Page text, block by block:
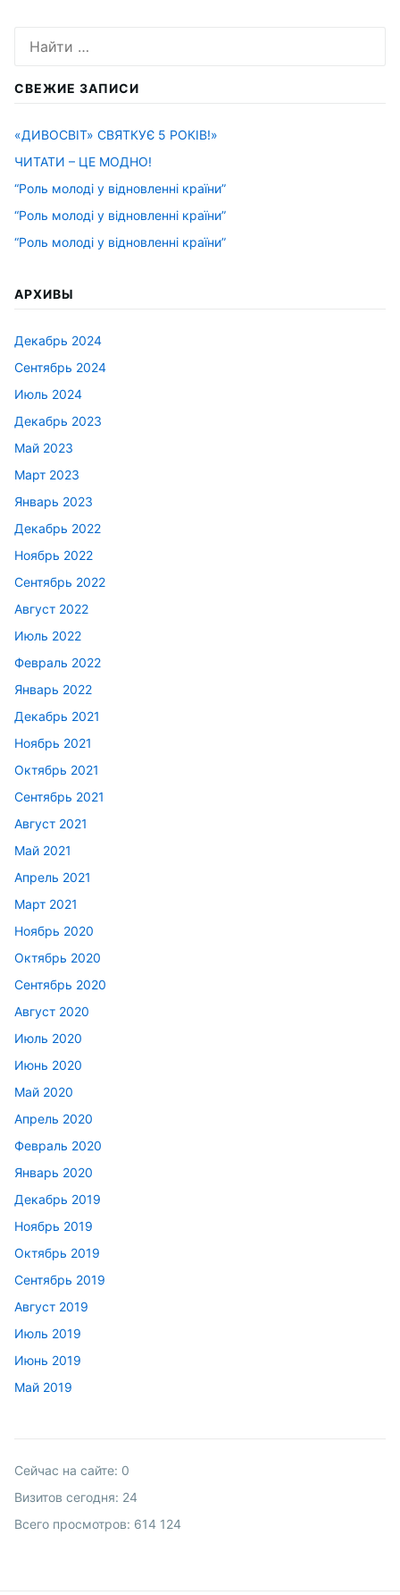
СВЕЖИЕ ЗАПИСИ
«ДИВОСВІТ» СВЯТКУЄ 5 РОКІВ!»
ЧИТАТИ – ЦЕ МОДНО!
“Роль молоді у відновленні країни”
“Роль молоді у відновленні країни”
“Роль молоді у відновленні країни”
АРХИВЫ
Декабрь 2024
Сентябрь 2024
Июль 2024
Декабрь 2023
Май 2023
Март 2023
Январь 2023
Декабрь 2022
Ноябрь 2022
Сентябрь 2022
Август 2022
Июль 2022
Февраль 2022
Январь 2022
Декабрь 2021
Ноябрь 2021
Октябрь 2021
Сентябрь 2021
Август 2021
Май 2021
Апрель 2021
Март 2021
Ноябрь 2020
Октябрь 2020
Сентябрь 2020
Август 2020
Июль 2020
Июнь 2020
Май 2020
Апрель 2020
Февраль 2020
Январь 2020
Декабрь 2019
Ноябрь 2019
Октябрь 2019
Сентябрь 2019
Август 2019
Июль 2019
Июнь 2019
Май 2019
Сейчас на сайте: 0
Визитов сегодня: 24
Всего просмотров: 614 124